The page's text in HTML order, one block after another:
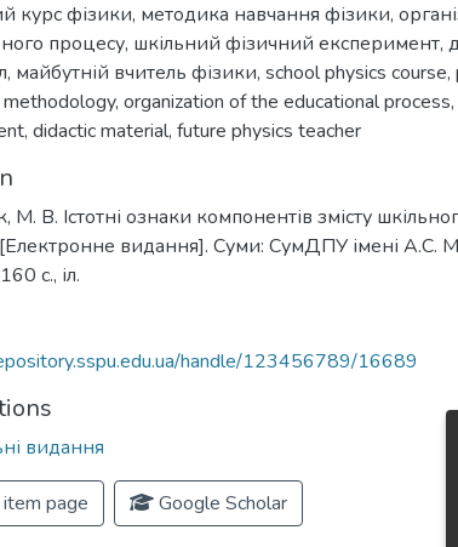
курс фізики, методика навчання фізики,
процесу, шкільний фізичний експеримент,
, майбутній вчитель фізики, school physics course,
, organization of the educational process,
, didactic material, future physics teacher
М. В. Істотні ознаки компонентів змісту
видання]. Суми: СумДПУ імені А.С.
с., іл.
handle/123456789/16689
видання
item page Google Scholar